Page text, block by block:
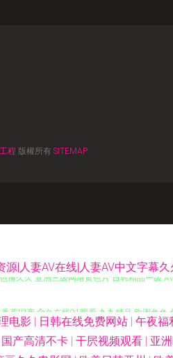
程 版權所有 SITEMAP
|人妻AV在线|人妻AV中文字幕久
久久 亚洲三级网络黄色片 日韩精品一级
v网站 69麻豆 www91日韩操 亚洲人妻字
电影 | 日韩在线免费网站 | 午夜福
国产高清不卡 | 干屄视频观看 | 亚